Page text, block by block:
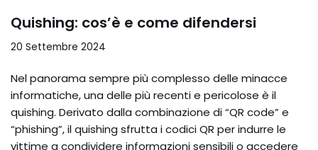
Quishing: cos’è e come difendersi
20 Settembre 2024
Nel panorama sempre più complesso delle minacce
informatiche, una delle più recenti e pericolose è il
quishing. Derivato dalla combinazione di “QR code” e
“phishing”, il quishing sfrutta i codici QR per indurre le
vittime a condividere informazioni sensibili o accedere